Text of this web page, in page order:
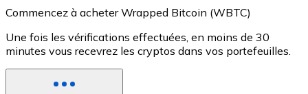
Commencez à acheter Wrapped Bitcoin (WBTC)
Une fois les vérifications effectuées, en moins de 30
minutes vous recevrez les cryptos dans vos portefeuilles.